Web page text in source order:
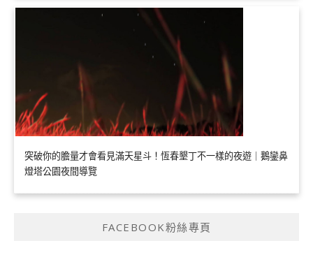
突破你的膽量才會看見滿天星斗！恆春墾丁不一樣的夜遊｜鵝鑾鼻
燈塔公園夜間導覽
FACEBOOK粉絲專頁